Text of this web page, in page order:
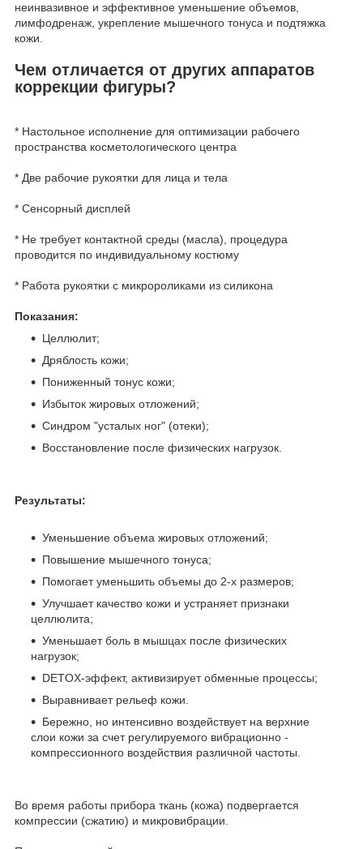
неинвазивное и эффективное уменьшение объемов,
лимфодренаж, укрепление мышечного тонуса и подтяжка
кожи.
Чем отличается от других аппаратов
коррекции фигуры?
* Настольное исполнение для оптимизации рабочего
пространства косметологического центра
* Две рабочие рукоятки для лица и тела
* Сенсорный дисплей
* Не требует контактной среды (масла), процедура
проводится по индивидуальному костюму
* Работа рукоятки с микророликами из силикона
Показания:
Целлюлит;
Дряблость кожи;
Пониженный тонус кожи;
Избыток жировых отложений;
Синдром "усталых ног" (отеки);
Восстановление после физических нагрузок.
Результаты:
Уменьшение объема жировых отложений;
Повышение мышечного тонуса;
Помогает уменьшить объемы до 2-х размеров;
Улучшает качество кожи и устраняет признаки
целлюлита;
Уменьшает боль в мышцах после физических
нагрузок;
DETOX-эффект, активизирует обменные процессы;
Выравнивает рельеф кожи.
Бережно, но интенсивно воздействует на верхние
слои кожи за счет регулируемого вибрационно -
компрессионного воздействия различной частоты.
Во время работы прибора ткань (кожа) подвергается
компрессии (сжатию) и микровибрации.